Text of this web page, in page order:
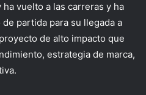
ha vuelto a las carreras y ha
partida para su llegada a
de alto impacto que
estrategia de marca,
.